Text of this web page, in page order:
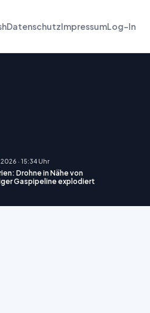
DatenschutzImpressumLog-In
· 15:34 Uhr
Drohne in Nähe von
Gaspipeline explodiert